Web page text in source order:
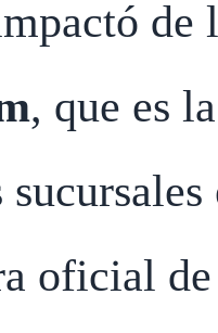
de
, que es
oficial de